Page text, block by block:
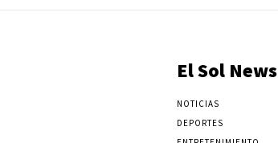
El Sol News
NOTICIAS
DEPORTES